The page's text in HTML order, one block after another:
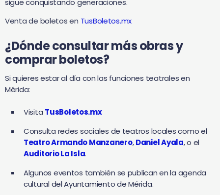
sigue conquistando generaciones.
Venta de boletos en TusBoletos.mx
¿Dónde consultar más obras y
comprar boletos?
Si quieres estar al día con las funciones teatrales en
Mérida:
Visita TusBoletos.mx
Consulta redes sociales de teatros locales como el
Teatro Armando Manzanero, Daniel Ayala, o el
Auditorio La Isla.
Algunos eventos también se publican en la agenda
cultural del Ayuntamiento de Mérida.